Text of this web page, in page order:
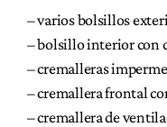
– varios bolsillos
– bolsillo interior con
– cremalleras
– cremallera frontal
– cremallera de